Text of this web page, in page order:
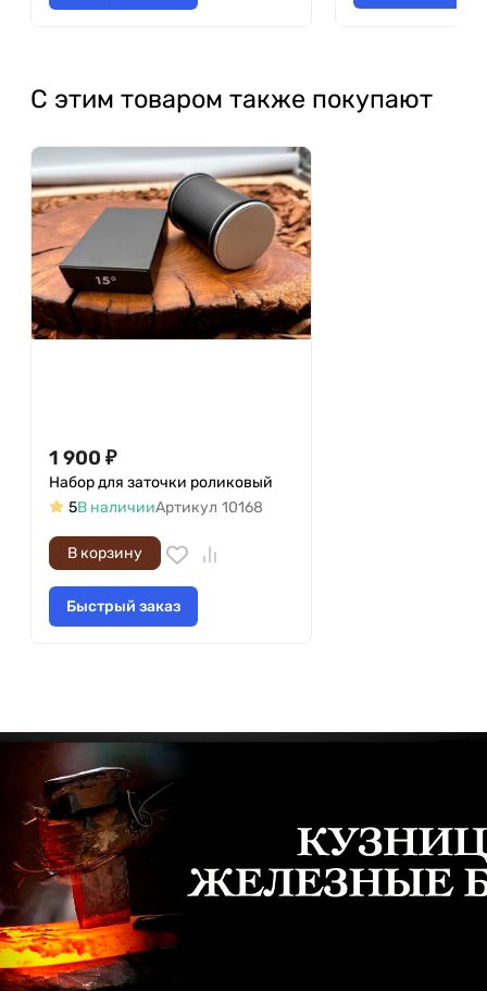
С этим товаром также покупают
1 900 ₽
Набор для заточки роликовый
5В наличииАртикул 10168
В корзину
Быстрый заказ